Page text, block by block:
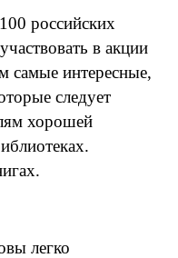
российских
в акции
самые интересные,
следует
хорошей
легко